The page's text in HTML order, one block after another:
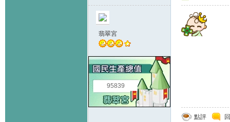
翡翠宮
95839
點評